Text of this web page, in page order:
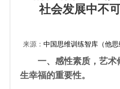
社会发展中不
来源： 中国思维训练智库（他思
一、感性素质，艺术
生幸福的重要性。